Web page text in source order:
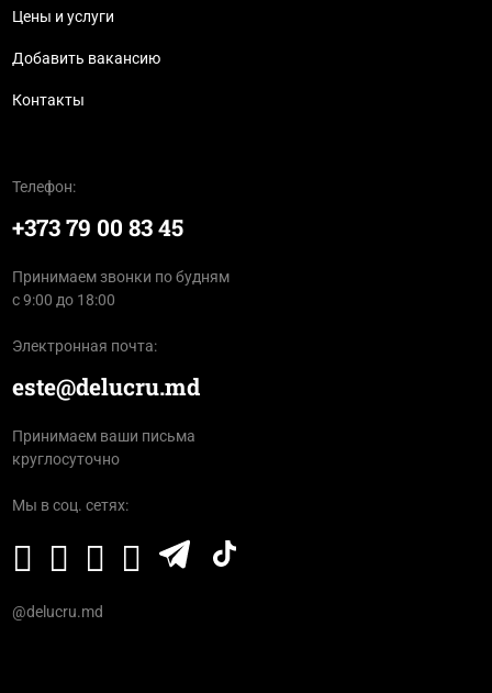
Цены и услуги
Добавить вакансию
Контакты
Телефон:
+373 79 00 83 45
Принимаем звонки по будням
с 9:00 до 18:00
Электронная почта:
este@delucru.md
Принимаем ваши письма
круглосуточно
Мы в соц. сетях:
@delucru.md